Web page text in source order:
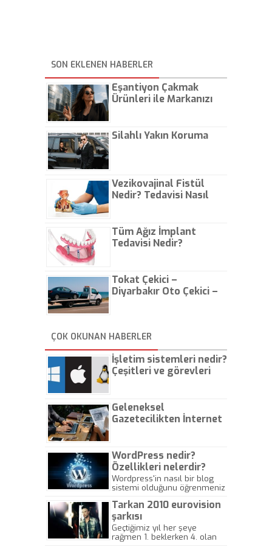
SON EKLENEN HABERLER
Eşantiyon Çakmak
Ürünleri ile Markanızı
Silahlı Yakın Koruma
Vezikovajinal Fistül
Nedir? Tedavisi Nasıl
Tüm Ağız İmplant
Tedavisi Nedir?
Tokat Çekici –
Diyarbakır Oto Çekici –
ÇOK OKUNAN HABERLER
İşletim sistemleri nedir?
Çeşitleri ve görevleri
Geleneksel
Gazetecilikten İnternet
WordPress nedir?
Özellikleri nelerdir?
Wordpress'in nasıl bir blog
sistemi olduğunu öğrenmeniz
Tarkan 2010 eurovision
şarkısı
Geçtiğimiz yıl her şeye
rağmen 1. beklerken 4. olan